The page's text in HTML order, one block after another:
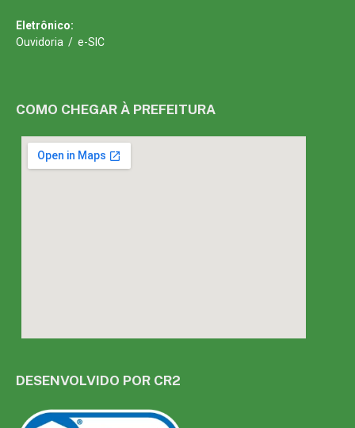
Eletrônico:
Ouvidoria / e-SIC
COMO CHEGAR À PREFEITURA
DESENVOLVIDO POR CR2